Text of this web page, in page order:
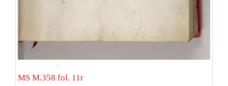
MS M.358 fol. 11r